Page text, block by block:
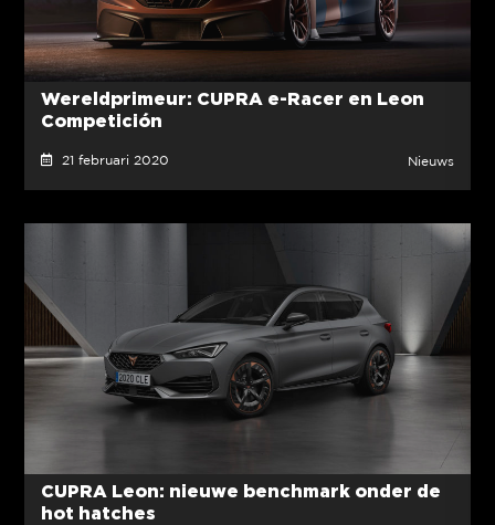
Wereldprimeur: CUPRA e-Racer en Leon
Competición
21 februari 2020 Nieuws
CUPRA Leon: nieuwe benchmark onder de
hot hatches